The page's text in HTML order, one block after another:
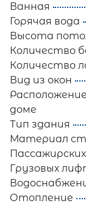
Ванная
Горячая вода
Высота
Количество
Количество
Вид из окон
доме
Тип здания
Материал
Грузовых
Отопление